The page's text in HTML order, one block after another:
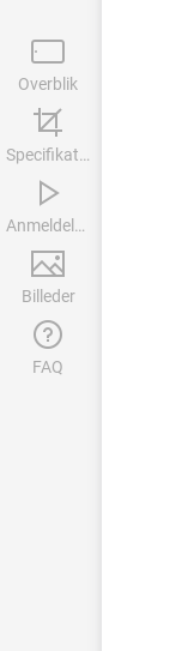
Overblik
Specifikationer
Anmeldelser
Billeder
FAQ